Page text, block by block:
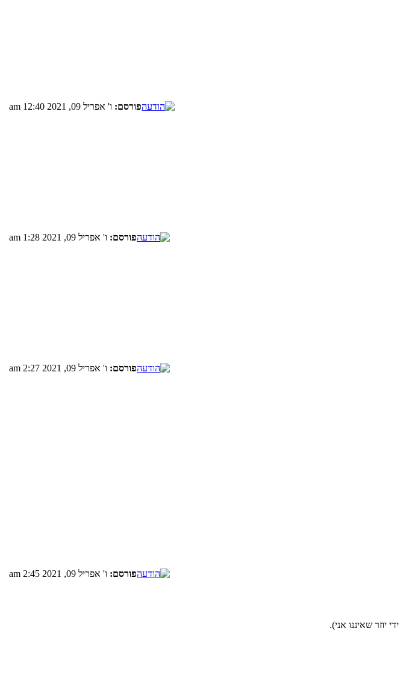
פורסם: ו' אפריל 09, 2021 12:40 am
פורסם: ו' אפריל 09, 2021 1:28 am
פורסם: ו' אפריל 09, 2021 2:27 am
פורסם: ו' אפריל 09, 2021 2:45 am